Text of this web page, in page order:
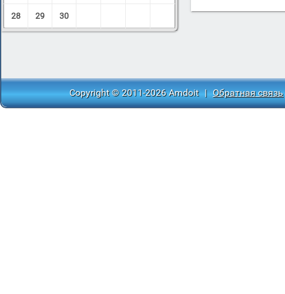
28 29 30
Copyright © 2011-2026 Amdoit | Обратная связь